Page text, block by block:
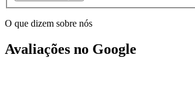
O que dizem sobre nós
Avaliações no Google